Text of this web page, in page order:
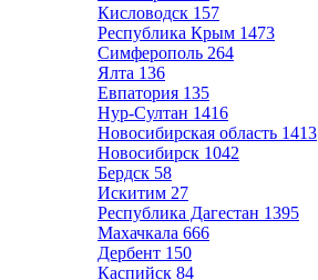
Кисловодск 157
Республика Крым 1473
Симферополь 264
Ялта 136
Евпатория 135
Нур-Султан 1416
Новосибирская область 1413
Новосибирск 1042
Бердск 58
Искитим 27
Республика Дагестан 1395
Махачкала 666
Дербент 150
Каспийск 84